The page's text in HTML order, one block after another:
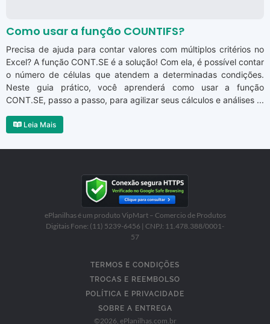
Como usar a função COUNTIFS?
Precisa de ajuda para contar valores com múltiplos critérios no
Excel? A função CONT.SE é a solução! Com ela, é possível contar
o número de células que atendem a determinadas condições.
Neste guia prático, você aprenderá como usar a função
CONT.SE, passo a passo, para agilizar seus cálculos e análises ...
Leia Mais
ePlanilhas é um produto VipMart – Comercio de Produtos
Digitais Fone: (11) 5239-6456 | CNPJ: 11.478.388/0001-
57
TERMOS E CONDIÇÕES
TROCAS E REEMBOLSO
POLÍTICA E PRIVACIDADE
SOBRE A ENTREGA
©2026 , ePlanilhas.com.br